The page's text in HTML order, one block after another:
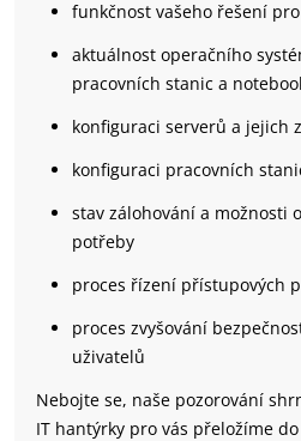
funkčnost vašeho řešení
aktuálnost operačního
pracovních stanic a
konfiguraci serverů a jejich
konfiguraci pracovních
stav zálohování a možnosti
potřeby
proces řízení přístupových
proces zvyšování
uživatelů
Nebojte se, naše pozorování
IT hantýrky pro vás přeložíme